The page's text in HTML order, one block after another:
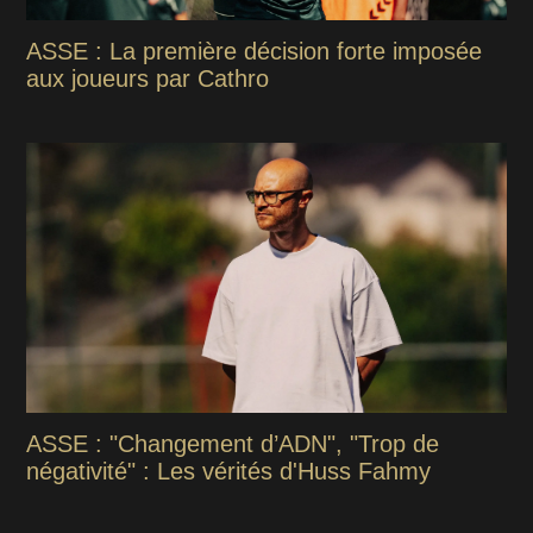
ASSE : La première décision forte imposée
aux joueurs par Cathro
ASSE : "Changement d’ADN", "Trop de
négativité" : Les vérités d'Huss Fahmy